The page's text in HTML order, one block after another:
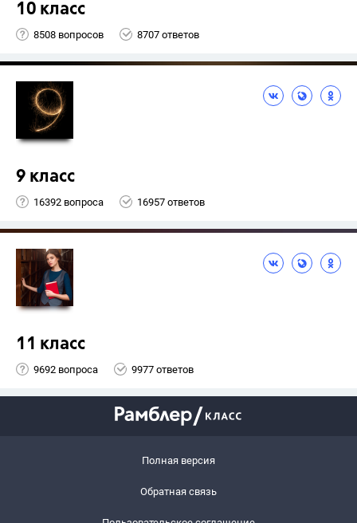
10 класс
8508 вопросов 8707 ответов
9 класс
16392 вопроса 16957 ответов
11 класс
9692 вопроса 9977 ответов
Полная версия
Обратная связь